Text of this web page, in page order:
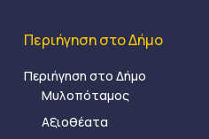
Περιήγηση στο Δήμο
Περιήγηση στο Δήμο
Μυλοπόταμος
Αξιοθέατα